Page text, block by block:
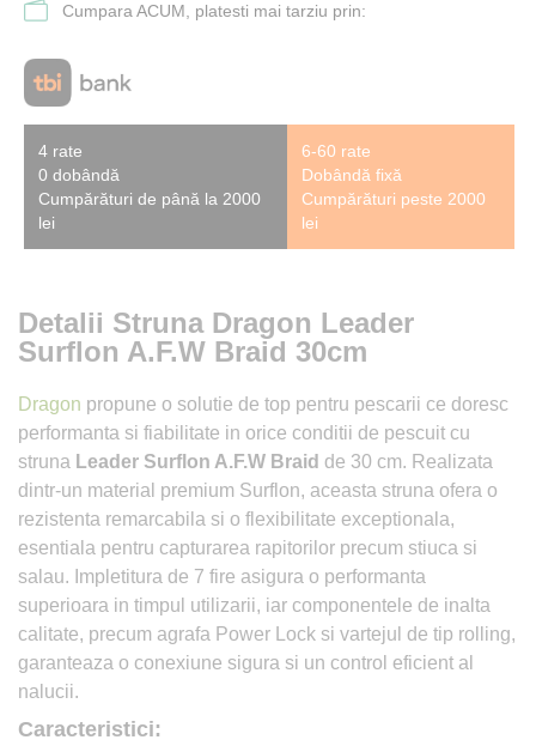
Cumpara ACUM, platesti mai tarziu prin:
4 rate
0 dobândă
Cumpărături de până la 2000
lei
6-60 rate
Dobândă fixă
Cumpărături peste 2000
lei
Detalii Struna Dragon Leader
Surflon A.F.W Braid 30cm
Dragon propune o solutie de top pentru pescarii ce doresc
performanta si fiabilitate in orice conditii de pescuit cu
struna Leader Surflon A.F.W Braid de 30 cm. Realizata
dintr-un material premium Surflon, aceasta struna ofera o
rezistenta remarcabila si o flexibilitate exceptionala,
esentiala pentru capturarea rapitorilor precum stiuca si
salau. Impletitura de 7 fire asigura o performanta
superioara in timpul utilizarii, iar componentele de inalta
calitate, precum agrafa Power Lock si vartejul de tip rolling,
garanteaza o conexiune sigura si un control eficient al
nalucii.
Caracteristici: